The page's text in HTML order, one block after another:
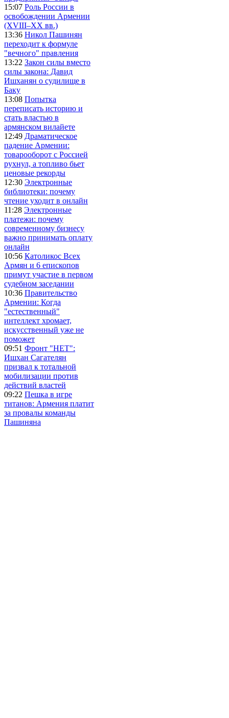
15:07 Роль России в
освобождении Армении
(XVIII–XX вв.)
13:36 Никол Пашинян
переходит к формуле
"вечного" правления
13:22 Закон силы вместо
силы закона: Давид
Ишханян о судилище в
Баку
13:08 Попытка
переписать историю и
стать властью в
армянском вилайете
12:49 Драматическое
падение Армении:
товарооборот с Россией
рухнул, а топливо бьет
ценовые рекорды
12:30 Электронные
библиотеки: почему
чтение уходит в онлайн
11:28 Электронные
платежи: почему
современному бизнесу
важно принимать оплату
онлайн
10:56 Католикос Всех
Армян и 6 епископов
примут участие в первом
судебном заседании
10:36 Правительство
Армении: Когда
"естественный"
интеллект хромает,
искусственный уже не
поможет
09:51 Фронт "НЕТ":
Ишхан Сагателян
призвал к тотальной
мобилизации против
действий властей
09:22 Пешка в игре
титанов: Армения платит
за провалы команды
Пашиняна